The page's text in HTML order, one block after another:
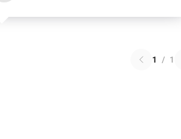
1 / 1